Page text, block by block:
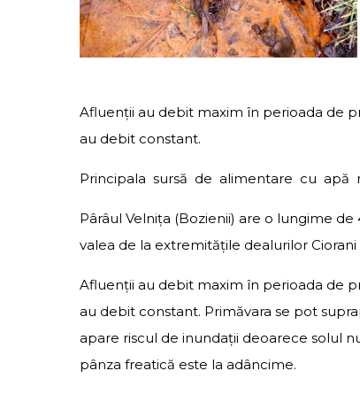
Afluenţii au debit maxim în perioada de
au debit constant.
Principala sursă de alimentare cu apă
Pârâul Velniţa (Bozienii) are o lungime
valea de la extremităţile dealurilor Ciorani
Afluenţii au debit maxim în perioada de
au debit constant. Primăvara se pot
apare riscul de inundaţii deoarece solul
pânza freatică este la adâncime.